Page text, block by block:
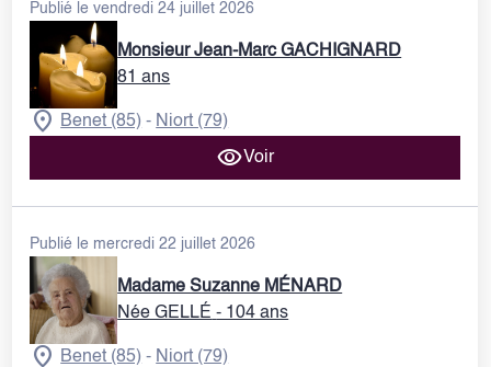
Publié le vendredi 24 juillet 2026
Monsieur Jean-Marc GACHIGNARD
81 ans
Benet (85) - Niort (79)
Voir
Publié le mercredi 22 juillet 2026
Madame Suzanne MÉNARD
Née GELLÉ - 104 ans
Benet (85) - Niort (79)